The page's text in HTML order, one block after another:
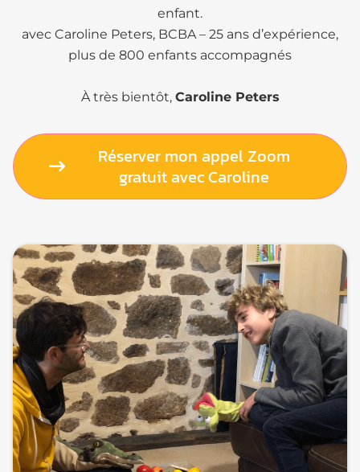
enfant.
avec Caroline Peters, BCBA – 25 ans d’expérience,
plus de 800 enfants accompagnés
À très bientôt, Caroline Peters
Réserver mon appel Zoom
gratuit avec Caroline